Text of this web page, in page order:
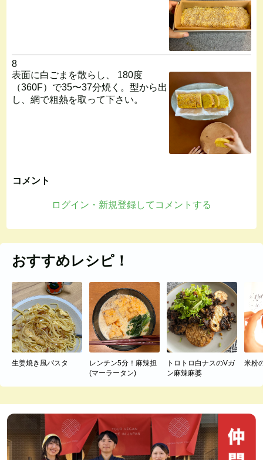
8
表面に白ごまを散らし、 180度
（360F）で35〜37分焼く。型から出
し、網で粗熱を取って下さい。
コメント
ログイン・新規登録してコメントする
おすすめレシピ！
生姜焼き風パスタ
レンチン5分！麻辣担
(マーラータン)
トロトロ白ナスのVガ
ン麻辣麻婆
米粉